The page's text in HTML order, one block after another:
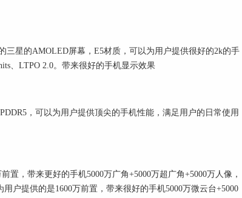
三星的AMOLED屏幕，E5材质，可以为用户提供很好的2k的手
、LTPO 2.0。带来很好的手机显示效果
，可以为用户提供顶尖的手机性能，满足用户的日常使用
置，带来更好的手机5000万广角+5000万超广角+5000万人像，
户提供的是1600万前置，带来很好的手机5000万微云台+5000